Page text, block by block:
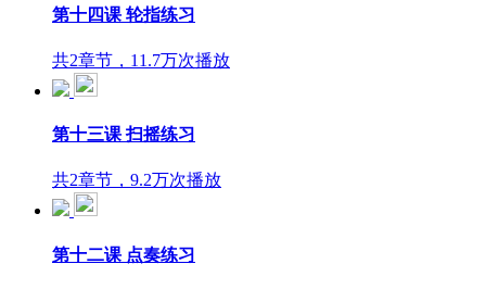
第十四课 轮指练习
共2章节，11.7万次播放
第十三课 扫摇练习
共2章节，9.2万次播放
第十二课 点奏练习